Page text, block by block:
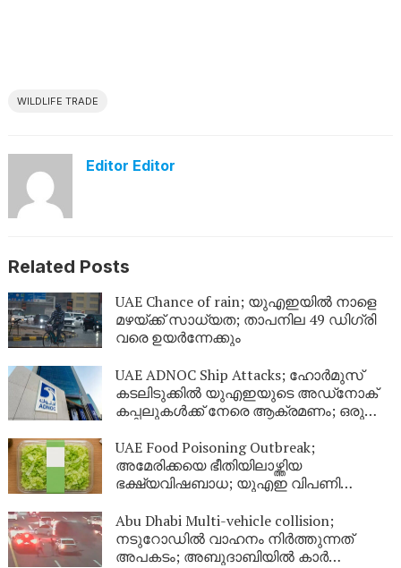
WILDLIFE TRADE
Editor Editor
Related Posts
UAE Chance of rain; യുഎഇയിൽ നാളെ
മഴയ്ക്ക് സാധ്യത; താപനില 49 ഡിഗ്രി
വരെ ഉയർന്നേക്കും
UAE ADNOC Ship Attacks; ഹോർമുസ്
കടലിടുക്കിൽ യുഎഇയുടെ അഡ്‌നോക്
കപ്പലുകൾക്ക് നേരെ ആക്രമണം; ഒരു
UAE Food Poisoning Outbreak;
അമേരിക്കയെ ഭീതിയിലാഴ്ത്തിയ
ഭക്ഷ്യവിഷബാധ; യുഎഇ വിപണി
Abu Dhabi Multi-vehicle collision;
നടുറോഡിൽ വാഹനം നിർത്തുന്നത്
അപകടം; അബുദാബിയിൽ കാർ